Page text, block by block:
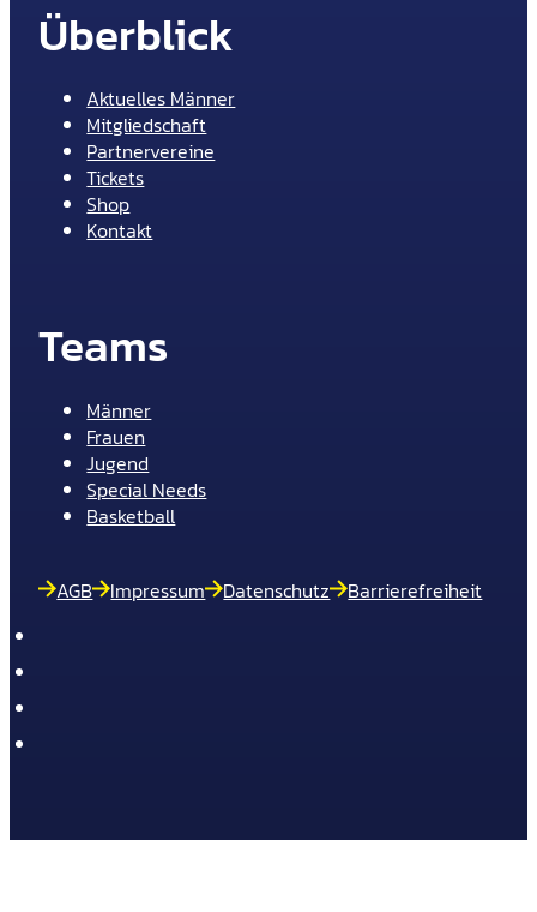
Überblick
Aktuelles Männer
Mitgliedschaft
Partnervereine
Tickets
Shop
Kontakt
Teams
Männer
Frauen
Jugend
Special Needs
Basketball
AGB Impressum Datenschutz Barrierefreiheit